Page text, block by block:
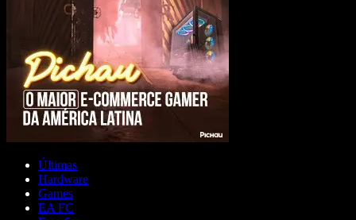
Últimas
Hardware
Games
EA FC